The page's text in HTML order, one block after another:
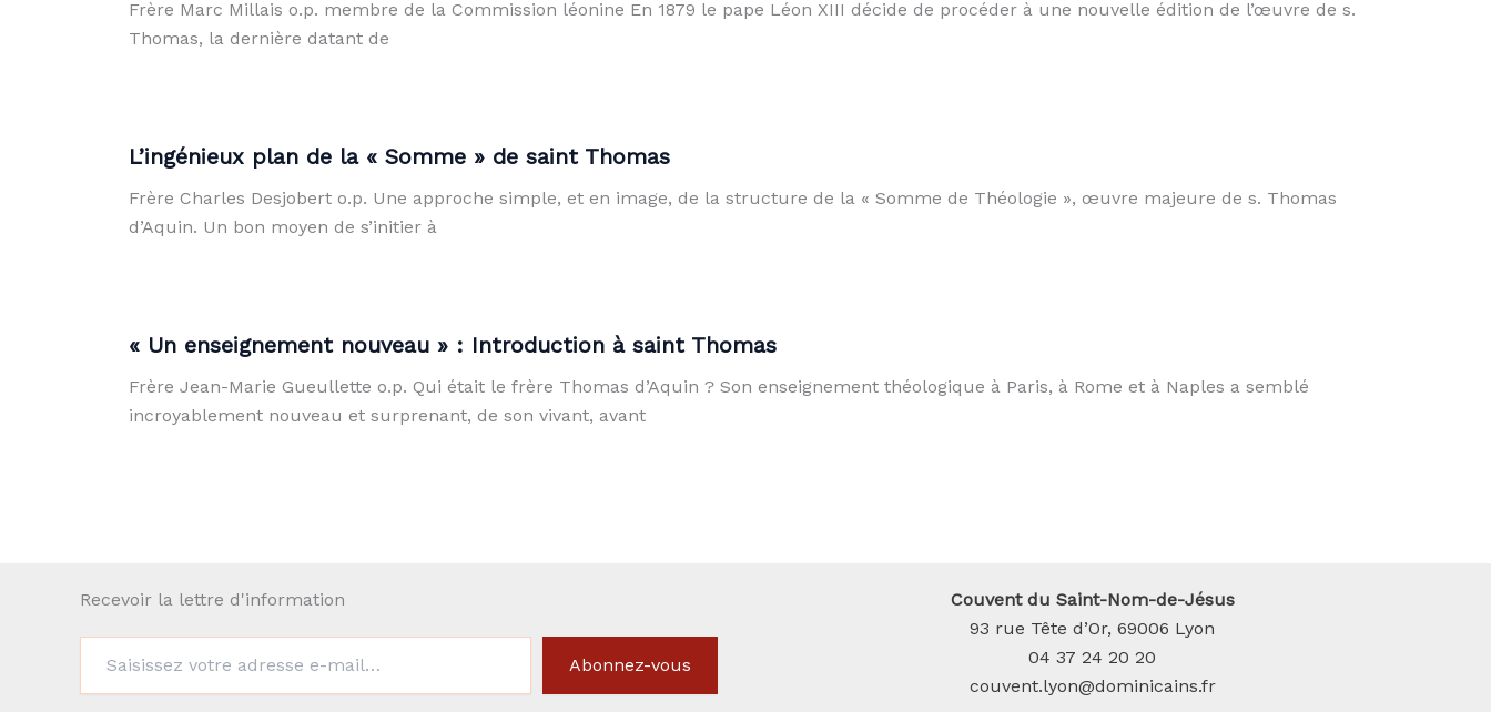
Frère Marc Millais o.p. membre de la Commission léonine En 1879 le pape Léon XIII décide de procéder à une nouvelle édition de l’œuvre de s.
Thomas, la dernière datant de
L’ingénieux plan de la « Somme » de saint Thomas
Frère Charles Desjobert o.p. Une approche simple, et en image, de la structure de la « Somme de Théologie », œuvre majeure de s. Thomas
d’Aquin. Un bon moyen de s’initier à
« Un enseignement nouveau » : Introduction à saint Thomas
Frère Jean-Marie Gueullette o.p. Qui était le frère Thomas d’Aquin ? Son enseignement théologique à Paris, à Rome et à Naples a semblé
incroyablement nouveau et surprenant, de son vivant, avant
Recevoir la lettre d'information
votre
adresse
Abonnez-vous
Couvent du Saint-Nom-de-Jésus
93 rue Tête d’Or, 69006 Lyon
04 37 24 20 20
couvent.lyon@dominicains.fr